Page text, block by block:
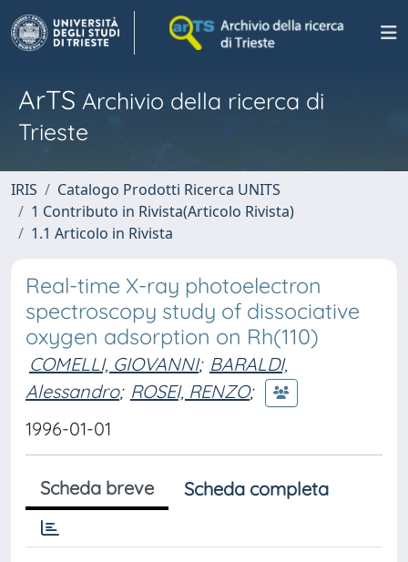
ArTS Archivio della ricerca di
Trieste
IRIS
Catalogo Prodotti Ricerca UNITS
1 Contributo in Rivista(Articolo Rivista)
1.1 Articolo in Rivista
Real-time X-ray photoelectron
spectroscopy study of dissociative
oxygen adsorption on Rh(110)
COMELLI, GIOVANNI; BARALDI,
Alessandro; ROSEI, RENZO;
1996-01-01
Scheda breve Scheda completa